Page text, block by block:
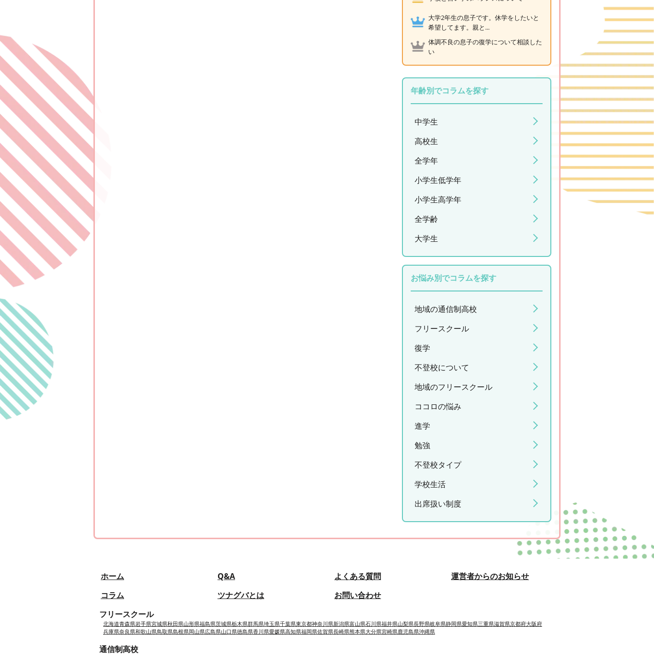
大学2年生の息子です。休学をしたいと
希望してます。親と...
体調不良の息子の復学について相談した
い
年齢別でコラムを探す
中学生
高校生
全学年
小学生低学年
小学生高学年
全学齢
大学生
お悩み別でコラムを探す
地域の通信制高校
フリースクール
復学
不登校について
地域のフリースクール
ココロの悩み
進学
勉強
不登校タイプ
学校生活
出席扱い制度
ホーム
コラム
Q&A
ツナグバとは
よくある質問
お問い合わせ
運営者からのお知らせ
フリースクール
北海道青森県岩手県宮城県秋田県山形県福島県茨城県栃木県群馬県埼玉県千葉県東京都神奈川県新潟県富山県石川県福井県山梨県長野県岐阜県静岡県愛知県三重県滋賀県京都府大阪府
兵庫県奈良県和歌山県鳥取県島根県岡山県広島県山口県徳島県香川県愛媛県高知県福岡県佐賀県長崎県熊本県大分県宮崎県鹿児島県沖縄県
通信制高校